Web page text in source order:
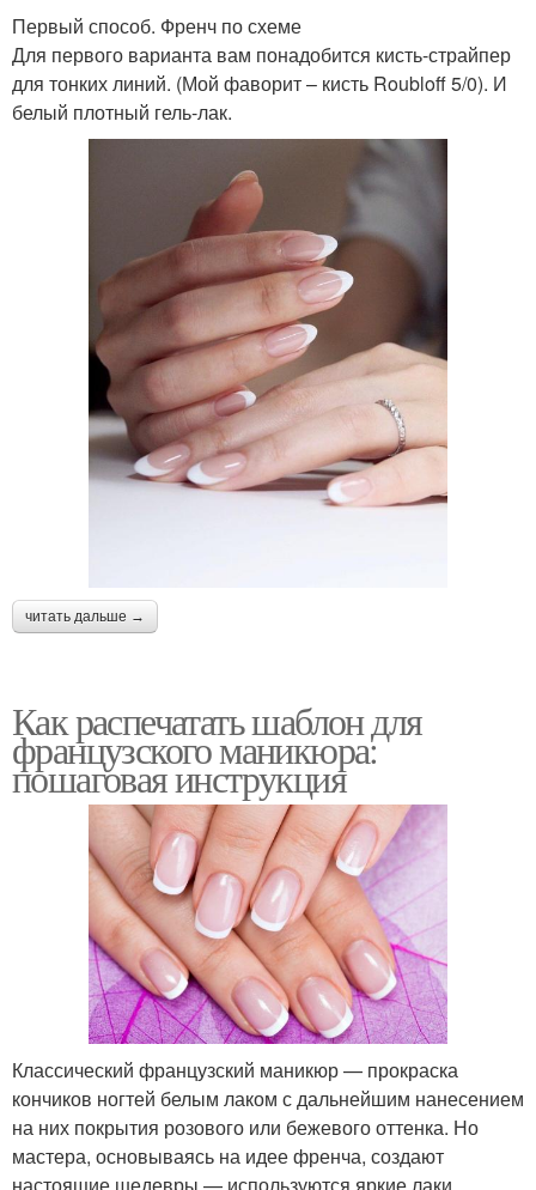
Первый способ. Френч по схеме
Для первого варианта вам понадобится кисть-страйпер
для тонких линий. (Мой фаворит – кисть Roubloff 5/0). И
белый плотный гель-лак.
читать дальше →
Как распечатать шаблон для
французского маникюра:
пошаговая инструкция
Классический французский маникюр — прокраска
кончиков ногтей белым лаком с дальнейшим нанесением
на них покрытия розового или бежевого оттенка. Но
мастера, основываясь на идее френча, создают